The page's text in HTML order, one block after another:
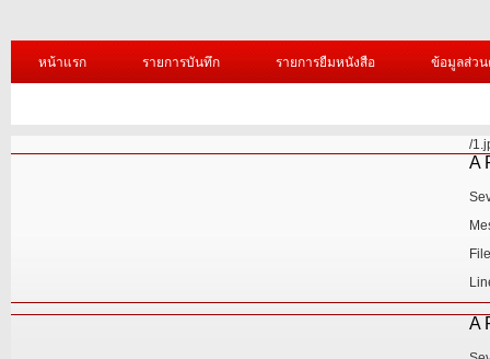
หน้าแรก รายการบันทึก รายการยืมหนังสือ ข้อมูลส่ว